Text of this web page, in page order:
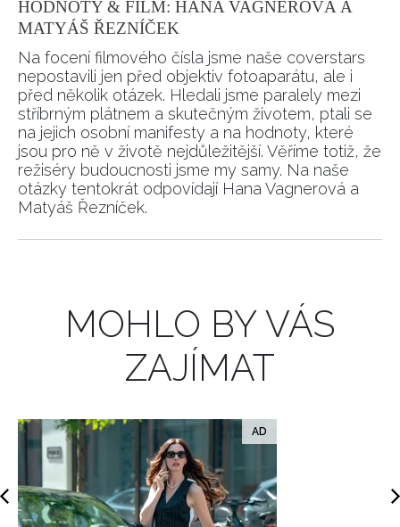
HODNOTY & FILM: HANA VAGNEROVÁ A
MATYÁŠ ŘEZNÍČEK
Na focení filmového čísla jsme naše coverstars
nepostavili jen před objektiv fotoaparátu, ale i
před několik otázek. Hledali jsme paralely mezi
stříbrným plátnem a skutečným životem, ptali se
na jejich osobní manifesty a na hodnoty, které
jsou pro ně v životě nejdůležitější. Věříme totiž, že
režiséry budoucnosti jsme my samy. Na naše
otázky tentokrát odpovídají Hana Vagnerová a
Matyáš Řezníček.
MOHLO BY VÁS
ZAJÍMAT